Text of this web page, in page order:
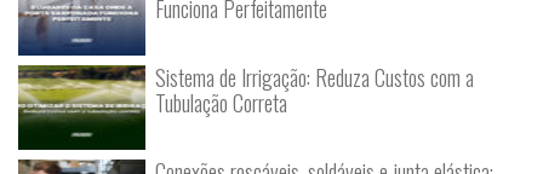
Funciona Perfeitamente
Sistema de Irrigação: Reduza Custos com a
Tubulação Correta